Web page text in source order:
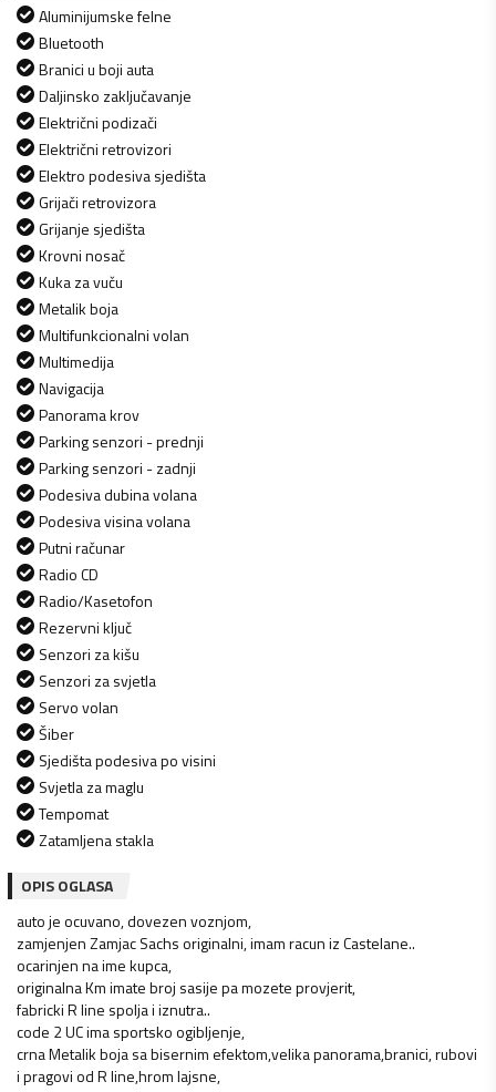
Aluminijumske felne
Bluetooth
Branici u boji auta
Daljinsko zaključavanje
Električni podizači
Električni retrovizori
Elektro podesiva sjedišta
Grijači retrovizora
Grijanje sjedišta
Krovni nosač
Kuka za vuču
Metalik boja
Multifunkcionalni volan
Multimedija
Navigacija
Panorama krov
Parking senzori - prednji
Parking senzori - zadnji
Podesiva dubina volana
Podesiva visina volana
Putni računar
Radio CD
Radio/Kasetofon
Rezervni ključ
Senzori za kišu
Senzori za svjetla
Servo volan
Šiber
Sjedišta podesiva po visini
Svjetla za maglu
Tempomat
Zatamljena stakla
OPIS OGLASA
auto je ocuvano, dovezen voznjom,
zamjenjen Zamjac Sachs originalni, imam racun iz Castelane..
ocarinjen na ime kupca,
originalna Km imate broj sasije pa mozete provjerit,
fabricki R line spolja i iznutra..
code 2 UC ima sportsko ogibljenje,
crna Metalik boja sa bisernim efektom,velika panorama,branici, rubovi
i pragovi od R line,hrom lajsne,